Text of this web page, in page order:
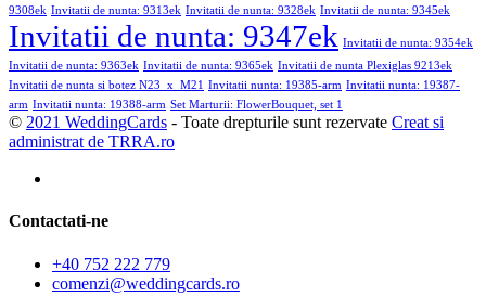
9308ek Invitatii de nunta: 9313ek Invitatii de nunta: 9328ek Invitatii de nunta: 9345ek
Invitatii de nunta: 9347ek Invitatii de nunta: 9354ek
Invitatii de nunta: 9363ek Invitatii de nunta: 9365ek Invitatii de nunta Plexiglas 9213ek
Invitatii de nunta si botez N23_x_M21 Invitatii nunta: 19385-arm Invitatii nunta: 19387-
arm Invitatii nunta: 19388-arm Set Marturii: FlowerBouquet, set 1
© 2021 WeddingCards - Toate drepturile sunt rezervate Creat si
administrat de TRRA.ro
Contactati-ne
+40 752 222 779
comenzi@weddingcards.ro